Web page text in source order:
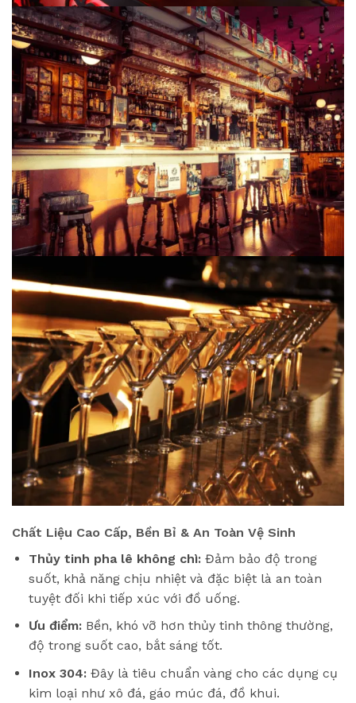
Chất Liệu Cao Cấp, Bền Bỉ & An Toàn Vệ Sinh
Thủy tinh pha lê không chì:Đảm bảo độ trong
suốt, khả năng chịu nhiệt và đặc biệt là an toàn
tuyệt đối khi tiếp xúc với đồ uống.
Ưu điểm:Bền, khó vỡ hơn thủy tinh thông thường,
độ trong suốt cao, bắt sáng tốt.
Inox 304:Đây là tiêu chuẩn vàng cho các dụng cụ
kim loại như xô đá, gáo múc đá, đồ khui.